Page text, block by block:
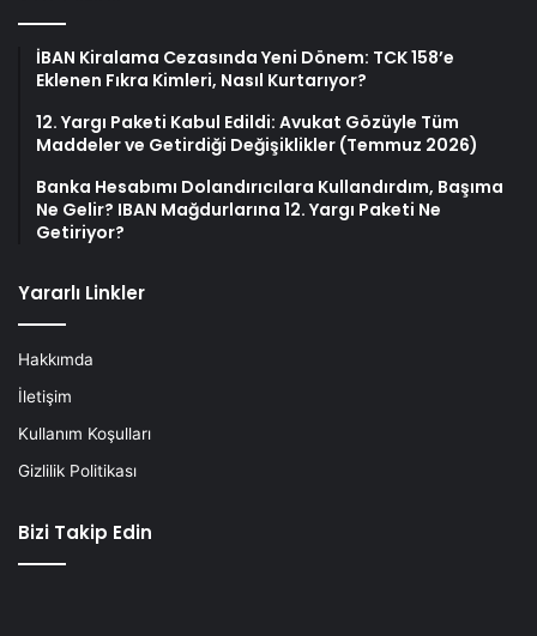
İBAN Kiralama Cezasında Yeni Dönem: TCK 158’e
Eklenen Fıkra Kimleri, Nasıl Kurtarıyor?
12. Yargı Paketi Kabul Edildi: Avukat Gözüyle Tüm
Maddeler ve Getirdiği Değişiklikler (Temmuz 2026)
Banka Hesabımı Dolandırıcılara Kullandırdım, Başıma
Ne Gelir? IBAN Mağdurlarına 12. Yargı Paketi Ne
Getiriyor?
Yararlı Linkler
Hakkımda
İletişim
Kullanım Koşulları
Gizlilik Politikası
Bizi Takip Edin